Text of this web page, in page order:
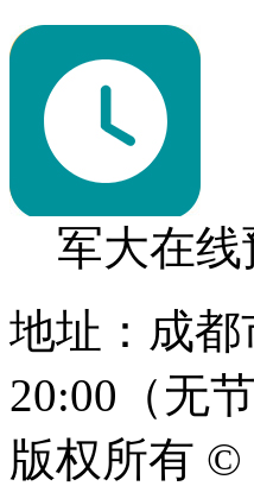
军大在线
地址：成都
20:00（无
版权所有